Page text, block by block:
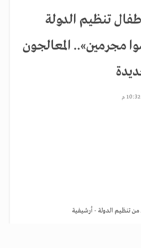
تنظيم الدولة
مجرمين».. المعالجون
تنظيم الدولة - أرشيفية